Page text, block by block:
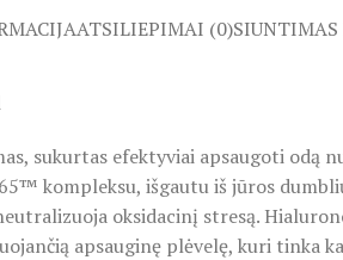
ATSILIEPIMAI (0)SIUNTIMAS
sukurtas efektyviai apsaugoti
kompleksu, išgautu iš jūros
oksidacinį stresą.
apsauginę plėvelę, kuri tinka